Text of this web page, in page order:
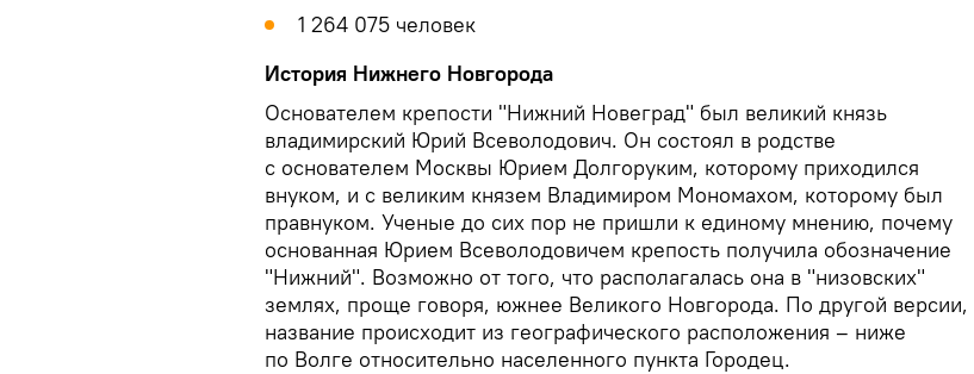
1 264 075 человек
История Нижнего Новгорода
Основателем крепости "Нижний Новеград" был великий князь
владимирский Юрий Всеволодович. Он состоял в родстве
с основателем Москвы Юрием Долгоруким, которому приходился
внуком, и с великим князем Владимиром Мономахом, которому был
правнуком. Ученые до сих пор не пришли к единому мнению, почему
основанная Юрием Всеволодовичем крепость получила обозначение
"Нижний". Возможно от того, что располагалась она в "низовских"
землях, проще говоря, южнее Великого Новгорода. По другой версии,
название происходит из географического расположения – ниже
по Волге относительно населенного пункта Городец.